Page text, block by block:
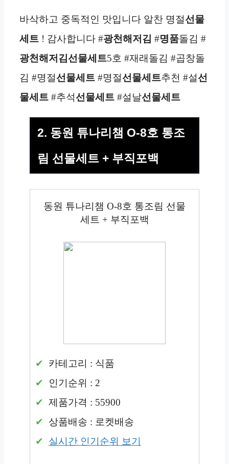
바삭하고 중독적인 맛입니다 알찬 명절선물
세트 ! 감사합니다 #광천해저김 #명품돌김 #
광천해저김선물세트5호 #재래돌김 #곱창돌
김 #명절선물세트 #명절선물세트추천 #설선
물세트 #추석선물세트 #설날선물세트
2. 동원 튜나리챔 O-8호 통조
림 선물세트 + 부직포백
동원 튜나리챔 O-8호 통조림 선물
세트 + 부직포백
카테고리 : 식품
인기순위 : 2
제품가격 : 55900
상품배송 : 로켓배송
실시간 인기순위 보기